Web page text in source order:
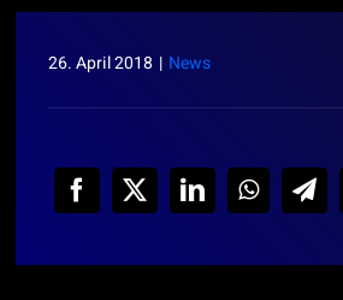
26. April 2018 | News